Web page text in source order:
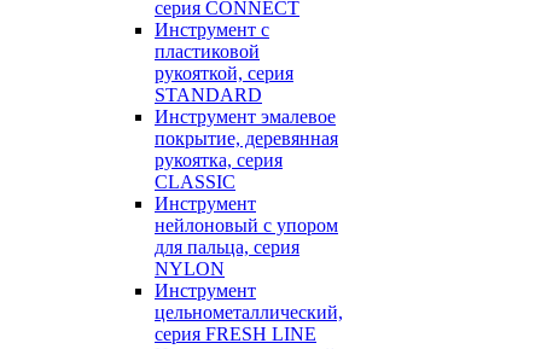
серия CONNECT
Инструмент с
пластиковой
рукояткой, серия
STANDARD
Инструмент эмалевое
покрытие, деревянная
рукоятка, серия
CLASSIC
Инструмент
нейлоновый с упором
для пальца, серия
NYLON
Инструмент
цельнометаллический,
серия FRESH LINE